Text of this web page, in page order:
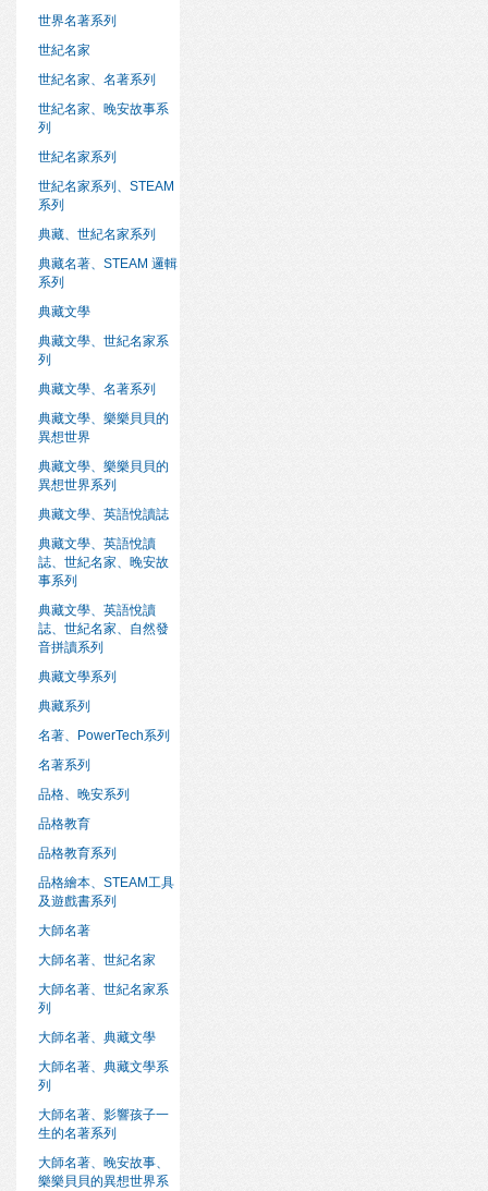
世界名著系列
世紀名家
世紀名家、名著系列
世紀名家、晚安故事系
列
世紀名家系列
世紀名家系列、STEAM
系列
典藏、世紀名家系列
典藏名著、STEAM 邏輯
系列
典藏文學
典藏文學、世紀名家系
列
典藏文學、名著系列
典藏文學、樂樂貝貝的
異想世界
典藏文學、樂樂貝貝的
異想世界系列
典藏文學、英語悅讀誌
典藏文學、英語悅讀
誌、世紀名家、晚安故
事系列
典藏文學、英語悅讀
誌、世紀名家、自然發
音拼讀系列
典藏文學系列
典藏系列
名著、PowerTech系列
名著系列
品格、晚安系列
品格教育
品格教育系列
品格繪本、STEAM工具
及遊戲書系列
大師名著
大師名著、世紀名家
大師名著、世紀名家系
列
大師名著、典藏文學
大師名著、典藏文學系
列
大師名著、影響孩子一
生的名著系列
大師名著、晚安故事、
樂樂貝貝的異想世界系